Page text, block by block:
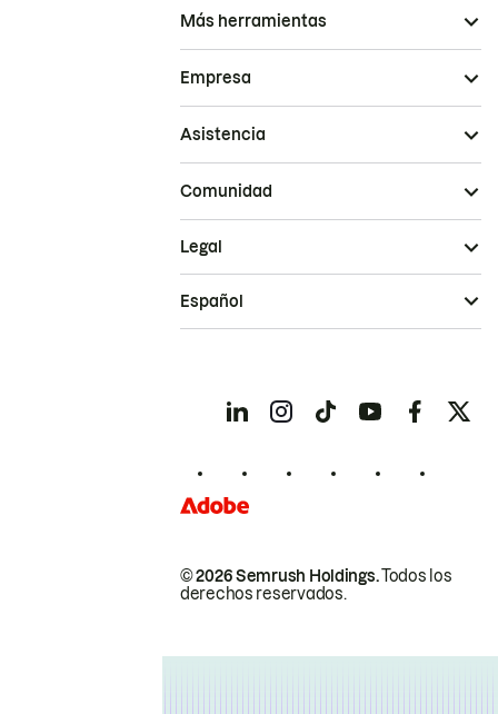
Más herramientas
Empresa
Asistencia
Comunidad
© 2026 Semrush Holdings.Todos los
derechos reservados.
Legal
Español